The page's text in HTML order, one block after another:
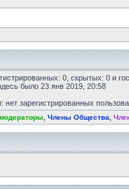
0, скрытых: 0 и
было 23 янв 2019, 20:58
нет зарегистрированных
Члены Общества